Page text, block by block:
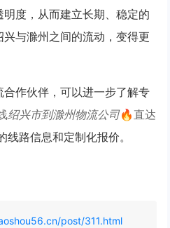
度，从而建立长期、稳定的
与滁州之间的流动，变得更
作伙伴，可以进一步了解专
绍兴市到滁州物流公司🔥直达
线路信息和定制化报价。
post/311.html